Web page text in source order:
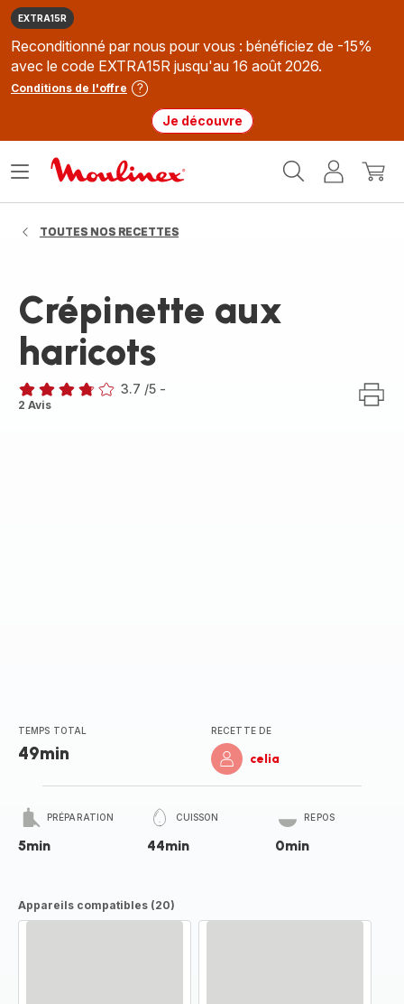
EXTRA15R
Reconditionné par nous pour vous : bénéficiez de -15%
avec le code EXTRA15R jusqu'au 16 août 2026.
Conditions de l'offre
Je découvre
MonMon
Ouvrir
TOUTES NOS RECETTES
Crépinette aux
haricots
ratings.3.7
3.7 /5 -
2 Avis
TEMPS TOTAL
49min
RECETTE DE
celia
PRÉPARATION
5min
CUISSON
44min
REPOS
0min
Appareils compatibles (20)